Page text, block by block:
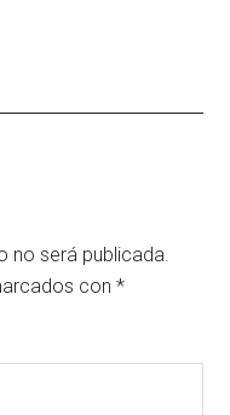
no será publicada.
con*